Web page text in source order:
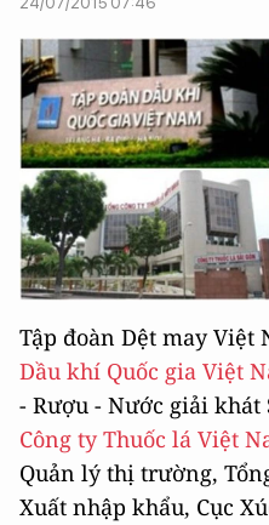
Tập đoàn Dệt may Việt
Dầu khí Quốc gia Việt
- Rượu - Nước giải khát
Công ty Thuốc lá Việt
Quản lý thị trường,
Xuất nhập khẩu, Cục